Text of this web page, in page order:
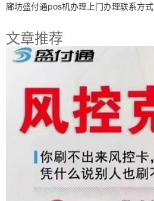
廊坊盛付通pos机办理上门办理联系方式
文章推荐